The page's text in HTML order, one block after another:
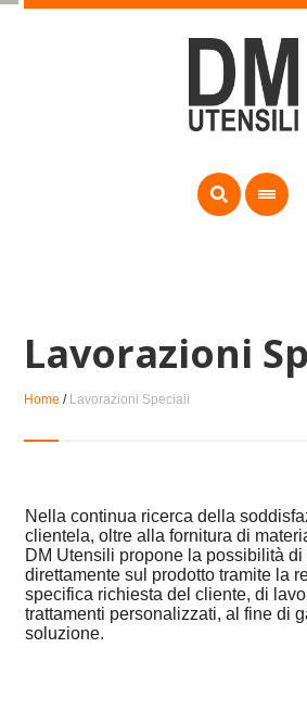
Lavorazioni
Home / Lavorazioni Speciali
Nella continua ricerca della
clientela, oltre alla fornitura di
DM Utensili propone la possibilità di
direttamente sul prodotto tramite la
specifica richiesta del cliente, di
trattamenti personalizzati, al fine di
soluzione.